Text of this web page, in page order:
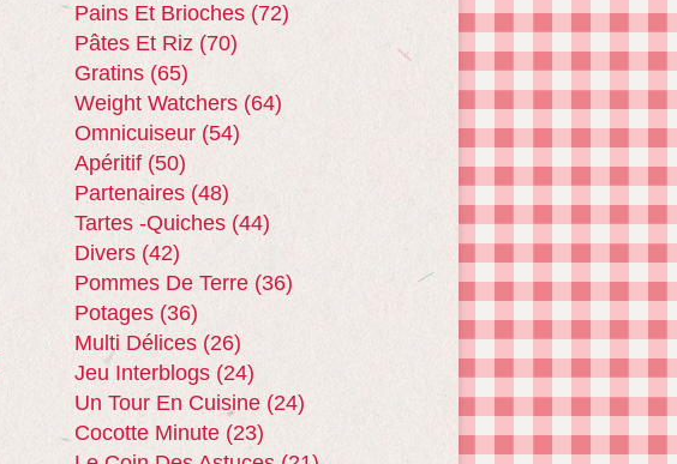
Pains Et Brioches (72)
Pâtes Et Riz (70)
Gratins (65)
Weight Watchers (64)
Omnicuiseur (54)
Apéritif (50)
Partenaires (48)
Tartes -quiches (44)
Divers (42)
Pommes De Terre (36)
Potages (36)
Multi Délices (26)
Jeu Interblogs (24)
Un Tour En Cuisine (24)
Cocotte Minute (23)